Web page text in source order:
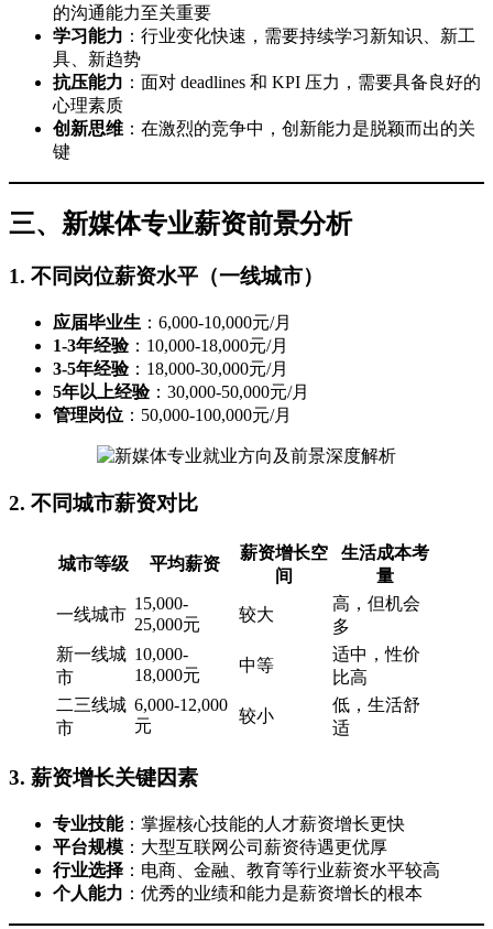
的沟通能力至关重要
学习能力 ：行业变化快速，需要持续学习新知识、新工
具、新趋势
抗压能力 ：面对 deadlines 和 KPI 压力，需要具备良好的
心理素质
创新思维 ：在激烈的竞争中，创新能力是脱颖而出的关
键
三、新媒体专业薪资前景分析
1. 不同岗位薪资水平（一线城市）
应届毕业生 ：6,000-10,000元/月
1-3年经验：10,000-18,000元/月
3-5年经验：18,000-30,000元/月
5年以上经验：30,000-50,000元/月
管理岗位 ：50,000-100,000元/月
2. 不同城市薪资对比
城市等级 平均薪资
薪资增长空
间
生活成本考
量
一线城市
15,000-
25,000元
较大
高，但机会
多
新一线城
市
10,000-
18,000元
中等
适中，性价
比高
二三线城
市
6,000-12,000
元
较小
低，生活舒
适
3. 薪资增长关键因素
专业技能：掌握核心技能的人才薪资增长更快
平台规模 ：大型互联网公司薪资待遇更优厚
行业选择 ：电商、金融、教育等行业薪资水平较高
个人能力 ：优秀的业绩和能力是薪资增长的根本